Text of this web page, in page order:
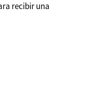
recibir una